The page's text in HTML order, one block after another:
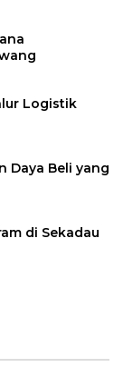
Logistik
Daya Beli yang
di Sekadau